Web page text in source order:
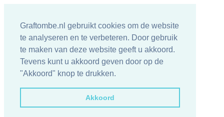
Graftombe.nl gebruikt cookies om de website
te analyseren en te verbeteren. Door gebruik
te maken van deze website geeft u akkoord.
Tevens kunt u akkoord geven door op de
"Akkoord" knop te drukken.
Akkoord